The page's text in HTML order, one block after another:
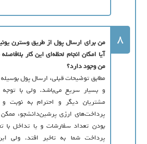
8
من برای ارسال پول از طریق وسترن
آیا امکان انجام لحظه‌ای این کار
من وجود دارد؟
مطابق توضیحات قبلی، ارسال پول
و بسیار سریع می‌باشد. ولی با توجه
مشتریان دیگر و احترام به نوبت
پرداخت‌های ارزی پرشین‌دانشجو،
بودن تعداد سفارشات و یا تداخل با
پرداخت شما به تاخیر افتد. ولی